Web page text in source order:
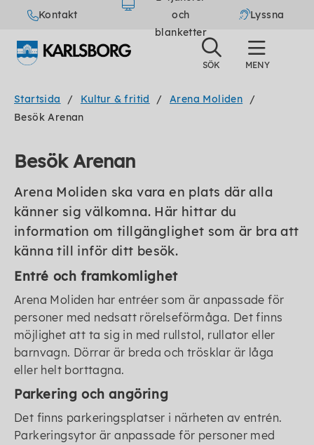
Kontakt
och
blanketter
Lyssna
Startsida Kultur & fritid
Arena Moliden
Besök Arenan
Besök Arenan
Arena Moliden ska vara en plats där alla
känner sig välkomna. Här hittar du
information om tillgänglighet som är bra att
känna till inför ditt besök.
Entré och framkomlighet
Arena Moliden har entréer som är anpassade för
personer med nedsatt rörelseförmåga. Det finns
möjlighet att ta sig in med rullstol, rullator eller
barnvagn. Dörrar är breda och trösklar är låga
eller helt borttagna.
Parkering och angöring
Det finns parkeringsplatser i närheten av entrén.
Parkeringsytor är anpassade för personer med